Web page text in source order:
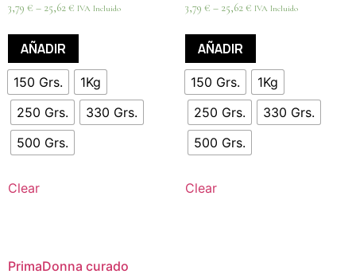
3,79 € – 25,62€ IVA Incluido
AÑADIR
150 Grs.
1Kg
250 Grs.
330 Grs.
500 Grs.
Clear
3,79 € – 25,62€ IVA Incluido
AÑADIR
150 Grs.
1Kg
250 Grs.
330 Grs.
500 Grs.
Clear
PrimaDonna curado